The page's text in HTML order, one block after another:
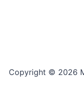
Copyright © 2026